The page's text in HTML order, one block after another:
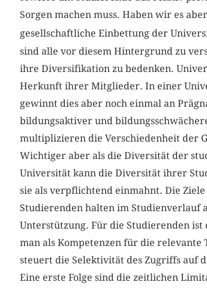
Sorgen machen muss. Haben wir es
gesellschaftliche Einbettung der
sind alle vor diesem Hintergrund zu
ihre Diversifikation zu bedenken.
Herkunft ihrer Mitglieder. In einer
gewinnt dies aber noch einmal an
bildungsaktiver und
multiplizieren die Verschiedenheit der
Wichtiger aber als die Diversität der
Universität kann die Diversität ihrer
sie als verpflichtend einmahnt. Die
Studierenden halten im Studienverlauf
Unterstützung. Für die Studierenden
man als Kompetenzen für die relevante
steuert die Selektivität des Zugriffs auf
Eine erste Folge sind die zeitlichen